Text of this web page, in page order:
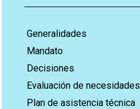
Generalidades
Mandato
Decisiones
Evaluación de necesidades
Plan de asistencia técnica